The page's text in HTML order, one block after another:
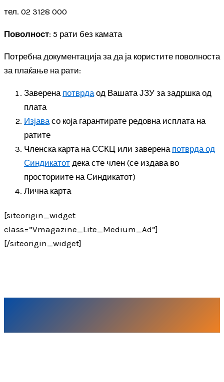
тел. 02 3128 000
Поволност: 5 рати без камата
Потребна документација за да ја користите поволноста
за плаќање на рати:
Заверена потврда од Вашата ЈЗУ за задршка од
плата
Изјава со која гарантирате редовна исплата на
ратите
Членска карта на ССКЦ или заверена потврда од
Синдикатот дека сте член (се издава во
просториите на Синдикатот)
Лична карта
[siteorigin_widget
class=”Vmagazine_Lite_Medium_Ad”]
[/siteorigin_widget]